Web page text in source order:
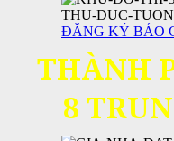
ĐĂNG KÝ BÁO
THÀNH
8